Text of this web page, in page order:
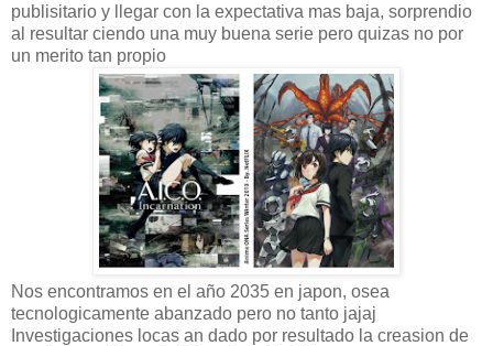
publisitario y llegar con la expectativa mas baja, sorprendio
al resultar ciendo una muy buena serie pero quizas no por
un merito tan propio
Nos encontramos en el año 2035 en japon, osea
tecnologicamente abanzado pero no tanto jajaj
Investigaciones locas an dado por resultado la creasion de